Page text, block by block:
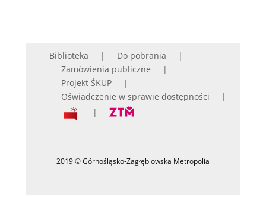
Biblioteka
Do pobrania
Zamówienia publiczne
Projekt ŚKUP
Oświadczenie w sprawie dostępności
2019 © Górnośląsko-Zagłębiowska Metropolia